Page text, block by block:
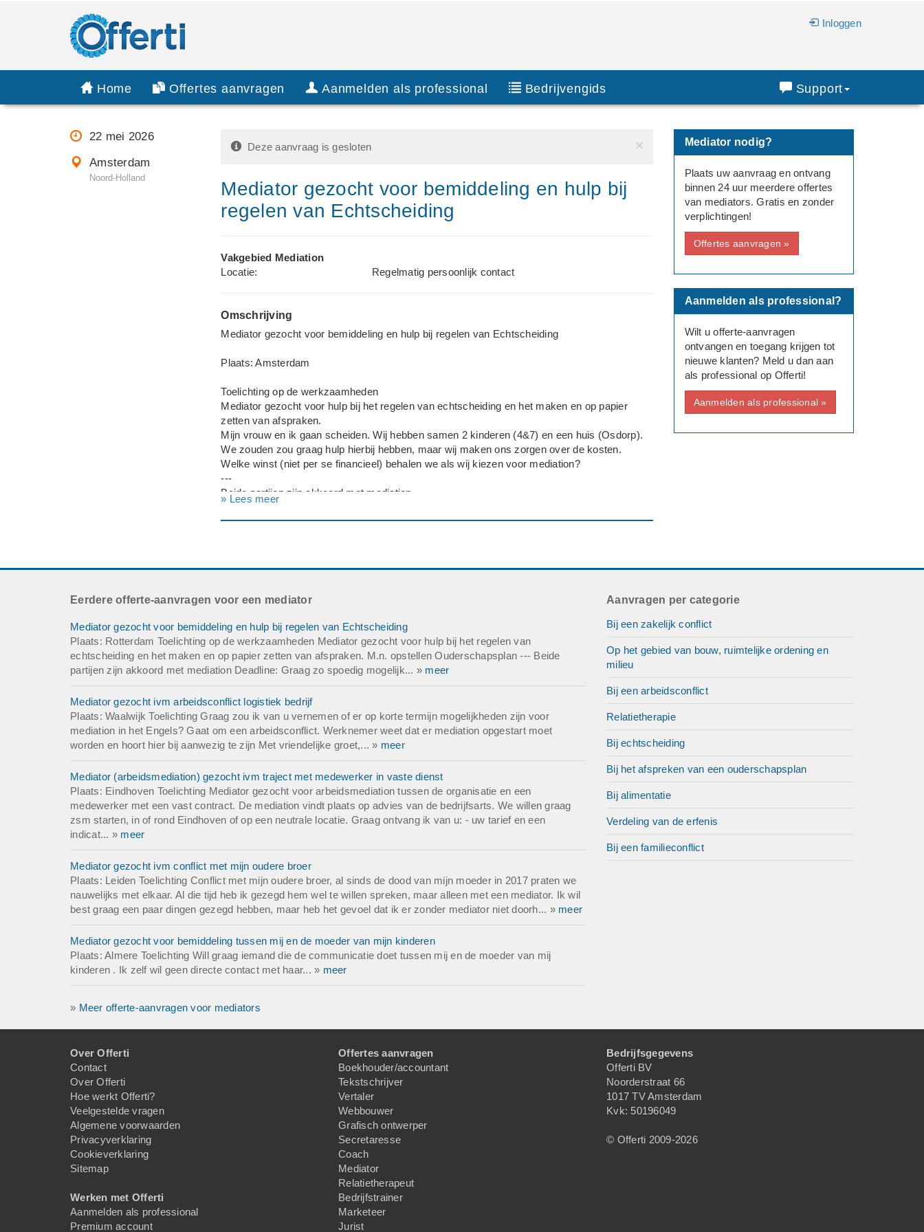
Inloggen
Home Offertes aanvragen Aanmelden als professional Bedrijvengids Support
22 mei 2026
Amsterdam
Noord-Holland
×
Deze aanvraag is gesloten
Mediator gezocht voor bemiddeling en hulp bij
regelen van Echtscheiding
Vakgebied Mediation
Locatie:
Regelmatig persoonlijk contact
Omschrijving
Mediator gezocht voor bemiddeling en hulp bij regelen van Echtscheiding
Plaats: Amsterdam
Toelichting op de werkzaamheden
Mediator gezocht voor hulp bij het regelen van echtscheiding en het maken en op papier
zetten van afspraken.
Mijn vrouw en ik gaan scheiden. Wij hebben samen 2 kinderen (4&7) en een huis (Osdorp).
We zouden zou graag hulp hierbij hebben, maar wij maken ons zorgen over de kosten.
Welke winst (niet per se financieel) behalen we als wij kiezen voor mediation?
---
Beide partijen zijn akkoord met mediation
Deadline: Graag zo spoedig mogelijk
» Lees meer
Mediator nodig?
Plaats uw aanvraag en ontvang
binnen 24 uur meerdere offertes
van mediators. Gratis en zonder
verplichtingen!
Offertes aanvragen »
Aanmelden als professional?
Wilt u offerte-aanvragen
ontvangen en toegang krijgen tot
nieuwe klanten? Meld u dan aan
als professional op Offerti!
Aanmelden als professional »
Eerdere offerte-aanvragen voor een mediator
Mediator gezocht voor bemiddeling en hulp bij regelen van Echtscheiding
Plaats: Rotterdam Toelichting op de werkzaamheden Mediator gezocht voor hulp bij het regelen van
echtscheiding en het maken en op papier zetten van afspraken. M.n. opstellen Ouderschapsplan --- Beide
partijen zijn akkoord met mediation Deadline: Graag zo spoedig mogelijk... » meer
Mediator gezocht ivm arbeidsconflict logistiek bedrijf
Plaats: Waalwijk Toelichting Graag zou ik van u vernemen of er op korte termijn mogelijkheden zijn voor
mediation in het Engels? Gaat om een arbeidsconflict. Werknemer weet dat er mediation opgestart moet
worden en hoort hier bij aanwezig te zijn Met vriendelijke groet,... » meer
Mediator (arbeidsmediation) gezocht ivm traject met medewerker in vaste dienst
Plaats: Eindhoven Toelichting Mediator gezocht voor arbeidsmediation tussen de organisatie en een
medewerker met een vast contract. De mediation vindt plaats op advies van de bedrijfsarts. We willen graag
zsm starten, in of rond Eindhoven of op een neutrale locatie. Graag ontvang ik van u: - uw tarief en een
indicat... » meer
Mediator gezocht ivm conflict met mijn oudere broer
Plaats: Leiden Toelichting Conflict met mijn oudere broer, al sinds de dood van mijn moeder in 2017 praten we
nauwelijks met elkaar. Al die tijd heb ik gezegd hem wel te willen spreken, maar alleen met een mediator. Ik wil
best graag een paar dingen gezegd hebben, maar heb het gevoel dat ik er zonder mediator niet doorh... » meer
Mediator gezocht voor bemiddeling tussen mij en de moeder van mijn kinderen
Plaats: Almere Toelichting Will graag iemand die de communicatie doet tussen mij en de moeder van mij
kinderen . Ik zelf wil geen directe contact met haar... » meer
» Meer offerte-aanvragen voor mediators
Aanvragen per categorie
Bij een zakelijk conflict
Op het gebied van bouw, ruimtelijke ordening en
milieu
Bij een arbeidsconflict
Relatietherapie
Bij echtscheiding
Bij het afspreken van een ouderschapsplan
Bij alimentatie
Verdeling van de erfenis
Bij een familieconflict
Over Offerti
Contact
Over Offerti
Hoe werkt Offerti?
Veelgestelde vragen
Algemene voorwaarden
Privacyverklaring
Cookieverklaring
Sitemap
Werken met Offerti
Aanmelden als professional
Premium account
Offertes aanvragen
Boekhouder/accountant
Tekstschrijver
Vertaler
Webbouwer
Grafisch ontwerper
Secretaresse
Coach
Mediator
Relatietherapeut
Bedrijfstrainer
Marketeer
Jurist
Bedrijfsgegevens
Offerti BV
Noorderstraat 66
1017 TV Amsterdam
Kvk: 50196049
© Offerti 2009-2026